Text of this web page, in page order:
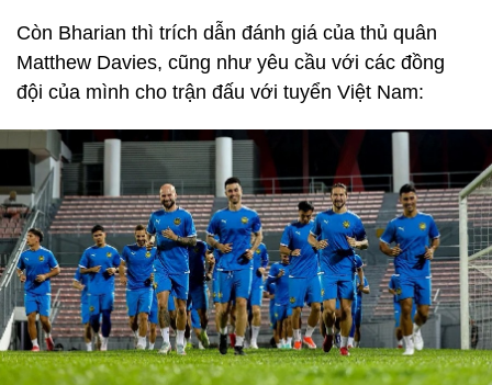
Còn Bharian thì trích dẫn đánh giá của thủ quân
Matthew Davies, cũng như yêu cầu với các đồng
đội của mình cho trận đấu với tuyển Việt Nam: